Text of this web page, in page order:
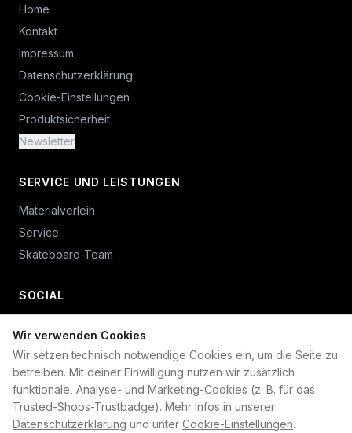
Wir verwenden Cookies
Wir setzen technisch notwendige Cookies ein, um die Seite zu
betreiben. Mit deiner Einwilligung nutzen wir zusätzlich
funktionale, Analyse- und Marketing-Cookies (z. B. für das
Trusted-Shops-Trustbadge). Mehr Infos in unserer
Datenschutzerklärung und unter Cookie-Einstellungen.
Home
Kontakt
Impressum
Datenschutzerklärung
Cookie-Einstellungen
Produktsicherheit
Newsletter
SERVICE UND LEISTUNGEN
Materialverleih
Service
Skateboard-Team
SOCIAL
+49 234 687 00 38
shop@plan-b-funsport.de
Sichere Zahlung mit: